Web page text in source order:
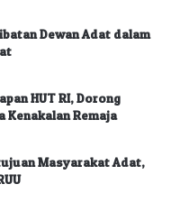
Dewan Adat dalam
HUT RI, Dorong
Kenakalan Remaja
Masyarakat Adat,